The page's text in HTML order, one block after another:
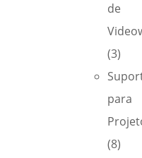
de
(3)
para
(8)